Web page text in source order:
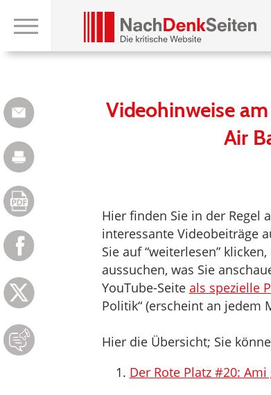
Videohinweise
Air
Hier finden Sie in der Regel
interessante Videobeiträge
Sie auf “weiterlesen”
aussuchen, was Sie
YouTube-Seite als spezielle
Politik“ (erscheint an jedem
Hier die Übersicht; Sie
Der Rote Platz #20: